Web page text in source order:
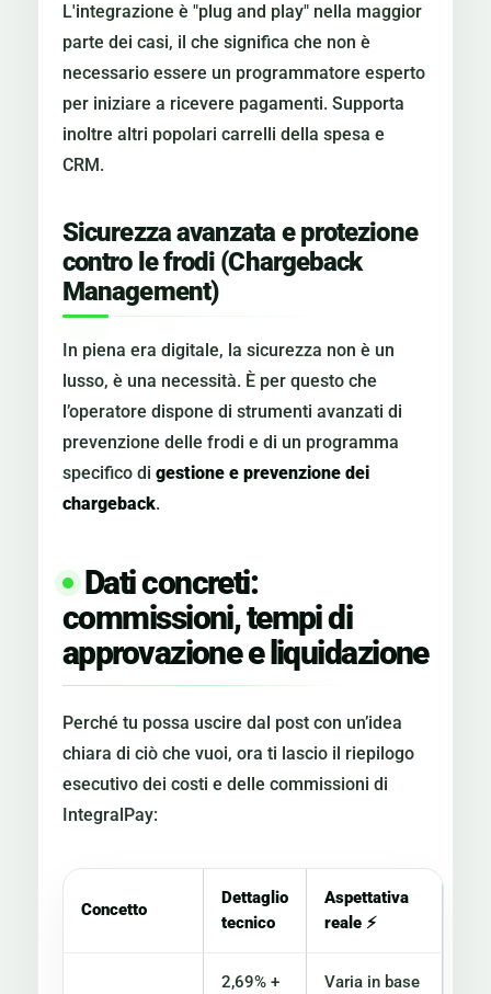
L'integrazione è "plug and play" nella maggior
parte dei casi, il che significa che non è
necessario essere un programmatore esperto
per iniziare a ricevere pagamenti. Supporta
inoltre altri popolari carrelli della spesa e
CRM.
Sicurezza avanzata e protezione
contro le frodi (Chargeback
Management)
In piena era digitale, la sicurezza non è un
lusso, è una necessità. È per questo che
l’operatore dispone di strumenti avanzati di
prevenzione delle frodi e di un programma
specifico di gestione e prevenzione dei
chargeback.
Dati concreti:
commissioni, tempi di
approvazione e liquidazione
Perché tu possa uscire dal post con un’idea
chiara di ciò che vuoi, ora ti lascio il riepilogo
esecutivo dei costi e delle commissioni di
IntegralPay:
Concetto
Dettaglio
tecnico
Aspettativa
reale ⚡
2,69% + Varia in base